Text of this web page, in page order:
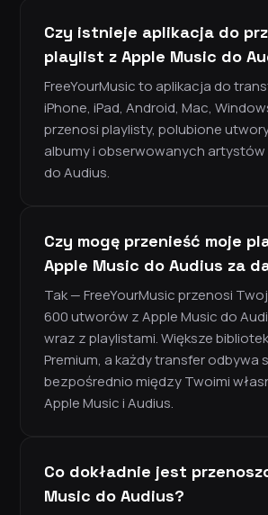
Czy istnieje aplikacja do
playlist z Apple Music do
FreeYourMusic to aplikacja do
iPhone, iPad, Android, Mac,
przenosi playlisty, polubione
albumy i obserwowanych artystów
do Audius.
Czy mogę przenieść moje
Apple Music do Audius za
Tak — FreeYourMusic przenosi
600 utworów z Apple Music do
wraz z playlistami. Większe
Premium, a każdy transfer odbywa
bezpośrednio między Twoimi
Apple Music i Audius.
Co dokładnie jest
Music do Audius?